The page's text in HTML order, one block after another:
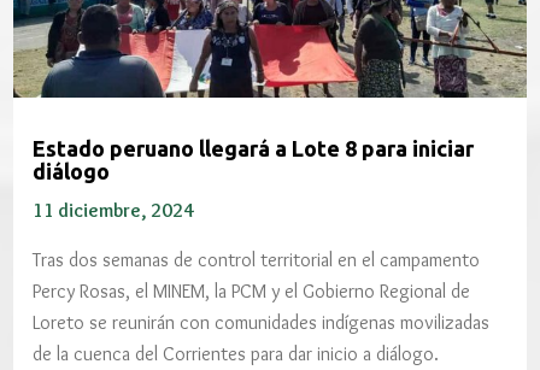
Estado peruano llegará a Lote 8 para iniciar
diálogo
11 diciembre, 2024
Tras dos semanas de control territorial en el campamento
Percy Rosas, el MINEM, la PCM y el Gobierno Regional de
Loreto se reunirán con comunidades indígenas movilizadas
de la cuenca del Corrientes para dar inicio a diálogo.